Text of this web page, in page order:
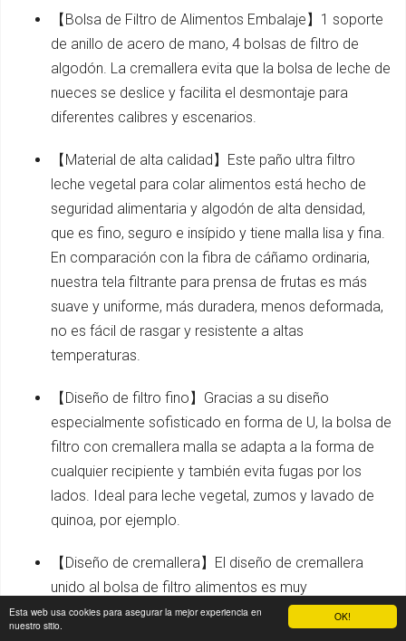
OK!
Esta web usa cookies para asegurar la mejor experiencia en
nuestro sitio.
【Bolsa de Filtro de Alimentos Embalaje】1 soporte
de anillo de acero de mano, 4 bolsas de filtro de
algodón. La cremallera evita que la bolsa de leche de
nueces se deslice y facilita el desmontaje para
diferentes calibres y escenarios.
【Material de alta calidad】Este paño ultra filtro
leche vegetal para colar alimentos está hecho de
seguridad alimentaria y algodón de alta densidad,
que es fino, seguro e insípido y tiene malla lisa y fina.
En comparación con la fibra de cáñamo ordinaria,
nuestra tela filtrante para prensa de frutas es más
suave y uniforme, más duradera, menos deformada,
no es fácil de rasgar y resistente a altas
temperaturas.
【Diseño de filtro fino】Gracias a su diseño
especialmente sofisticado en forma de U, la bolsa de
filtro con cremallera malla se adapta a la forma de
cualquier recipiente y también evita fugas por los
lados. Ideal para leche vegetal, zumos y lavado de
quinoa, por ejemplo.
【Diseño de cremallera】El diseño de cremallera
unido al bolsa de filtro alimentos es muy
conveniente. Fije la bolsa de filtro sobre el anillo de